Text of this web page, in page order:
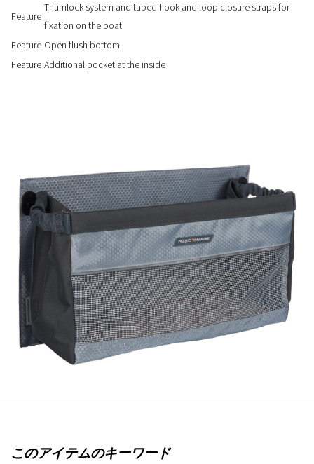
Feature
Thumlock system and taped hook and loop closure straps for
fixation on the boat
Feature Open flush bottom
Feature Additional pocket at the inside
このアイテムのキーワード